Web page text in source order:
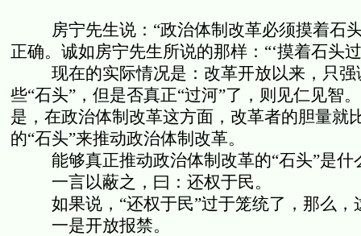
房宁先生说：“政治体制改革必须摸着石
正确。诚如房宁先生所说的那样：“‘摸着石头
现在的实际情况是：改革开放以来，只
些“石头”，但是否真正“过河”了，则见仁见智
是，在政治体制改革这方面，改革者的胆量就
的“石头”来推动政治体制改革。
能够真正推动政治体制改革的“石头”是什
一言以蔽之，曰：还权于民。
如果说，“还权于民”过于笼统了，那么
一是开放报禁。